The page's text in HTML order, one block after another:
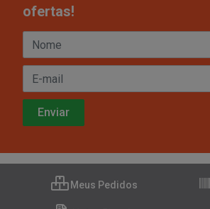
ofertas!
Meus Pedidos